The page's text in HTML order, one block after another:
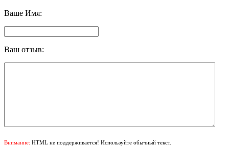
Ваше Имя:
Ваш отзыв:
Внимание: HTML не поддерживается! Используйте обычный текст.